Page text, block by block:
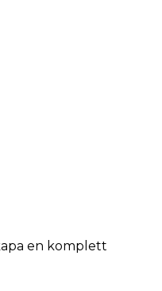
en komplett